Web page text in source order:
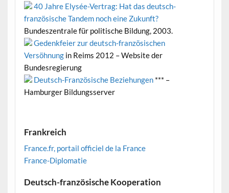
40 Jahre Elysée-Vertrag: Hat das deutsch-
französische Tandem noch eine Zukunft?
Bundeszentrale für politische Bildung, 2003.
Gedenkfeier zur deutsch-französischen
Versöhnungin Reims 2012 – Website der
Bundesregierung
Deutsch-Französische Beziehungen*** –
Hamburger Bildungsserver
Frankreich
France.fr, portail officiel de la France
France-Diplomatie
Deutsch-französische Kooperation